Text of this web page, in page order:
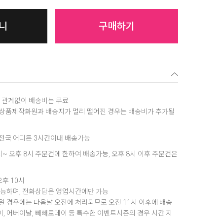
구매하기
계없이 배송비는 무료
품제작화원과 배송지가 멀리 떨어진 경우는 배송비가 추가될
국 어디든 3시간이내 배송가능
~ 오후 8시 주문건에 한하여 배송가능, 오후 8시 이후 주문건은
10시
하며, 전화상담은 영업시간에만 가능
경우에는 다음날 오전에 처리되므로 오전 11시 이후에 배송
, 어버이날, 빼빼로데이 등 특수한 이벤트시즌의 경우 시간 지